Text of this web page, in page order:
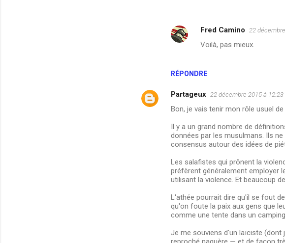
RÉPONDRE
Fred Camino 22
Voilà, pas mieux.
Partageux 22 décembre 2015 à 12:23
Bon, je vais tenir mon rôle usuel
Il y a un grand nombre de
données par les musulmans. Ils
consensus autour des idées de
Les salafistes qui prônent la
préfèrent généralement employer
utilisant la violence. Et beaucoup
L'athée pourrait dire qu'il se fout
qu'on foute la paix aux gens que
comme une tente dans un
Je me souviens d'un laïciste